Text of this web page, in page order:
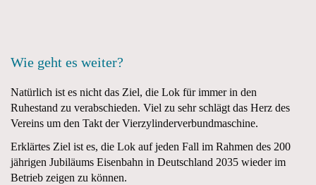
Wie geht es weiter?
Natürlich ist es nicht das Ziel, die Lok für immer in den
Ruhestand zu verabschieden. Viel zu sehr schlägt das Herz des
Vereins um den Takt der Vierzylinderverbundmaschine.
Erklärtes Ziel ist es, die Lok auf jeden Fall im Rahmen des 200
jährigen Jubiläums Eisenbahn in Deutschland 2035 wieder im
Betrieb zeigen zu können.